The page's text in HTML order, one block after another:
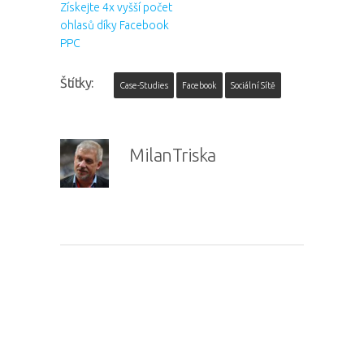
Získejte 4x vyšší počet
ohlasů díky Facebook
PPC
Štítky: Case-Studies Facebook Sociální Sítě
MilanTriska